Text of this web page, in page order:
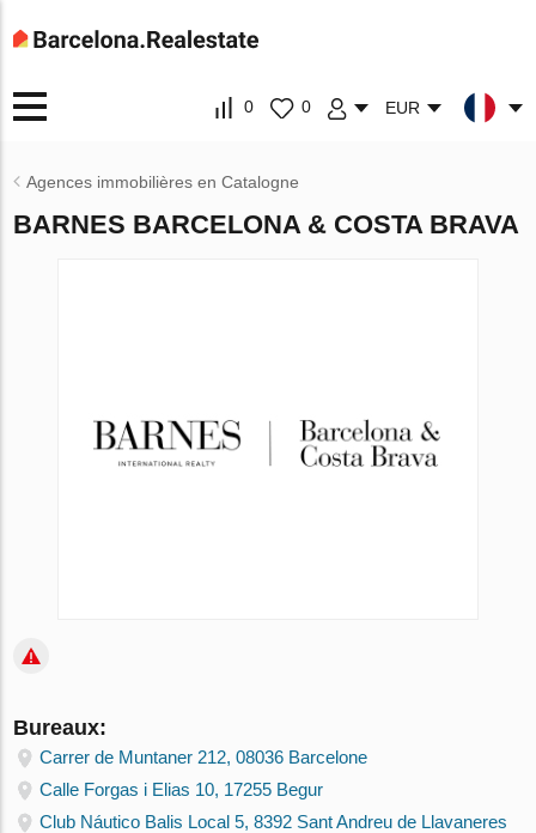
0 0 EUR
Agences immobilières en Catalogne
BARNES BARCELONA & COSTA BRAVA
Bureaux:
Carrer de Muntaner 212, 08036 Barcelone
Calle Forgas i Elias 10, 17255 Begur
Club Náutico Balis Local 5, 8392 Sant Andreu de Llavaneres